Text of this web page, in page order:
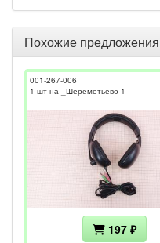
Похожие предложения
001-267-006
1 шт на _Шереметьево-1
197 ₽